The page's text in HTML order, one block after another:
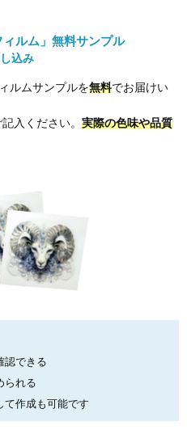
ルム」無料サンプル
込み
ルムサンプルを無料でお届けい
入ください。 実際の色味や品質
認できる
られる
て作成も可能です